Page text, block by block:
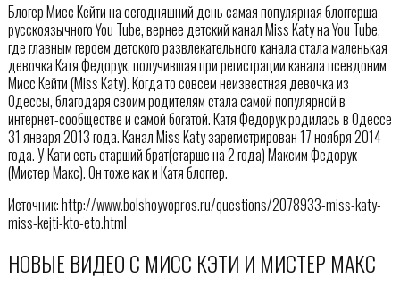
Блогер Мисс Кейти на сегодняшний день самая популярная блоггерша
русскоязычного You Tube, вернее детский канал Miss Katy на You Tube,
где главным героем детского развлекательного канала стала маленькая
девочка Катя Федорук, получившая при регистрации канала псевдоним
Мисс Кейти (Miss Katy). Когда то совсем неизвестная девочка из
Одессы, благодаря своим родителям стала самой популярной в
интернет-сообществе и самой богатой. Катя Федорук родилась в Одессе
31 января 2013 года. Канал Miss Katy зарегистрирован 17 ноября 2014
года. У Кати есть старший брат(старше на 2 года) Максим Федорук
(Мистер Макс). Он тоже как и Катя блоггер.
Источник: http://www.bolshoyvopros.ru/questions/2078933-miss-katy-
miss-kejti-kto-eto.html
НОВЫЕ ВИДЕО С МИСС КЭТИ И МИСТЕР МАКС